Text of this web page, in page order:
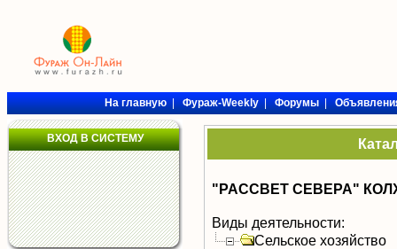
На главную|Фураж-Weekly|Форумы|
ВХОД В СИСТЕМУ
"РАССВЕТ СЕВЕРА"
Виды деятельности:
Сельское хозяйство